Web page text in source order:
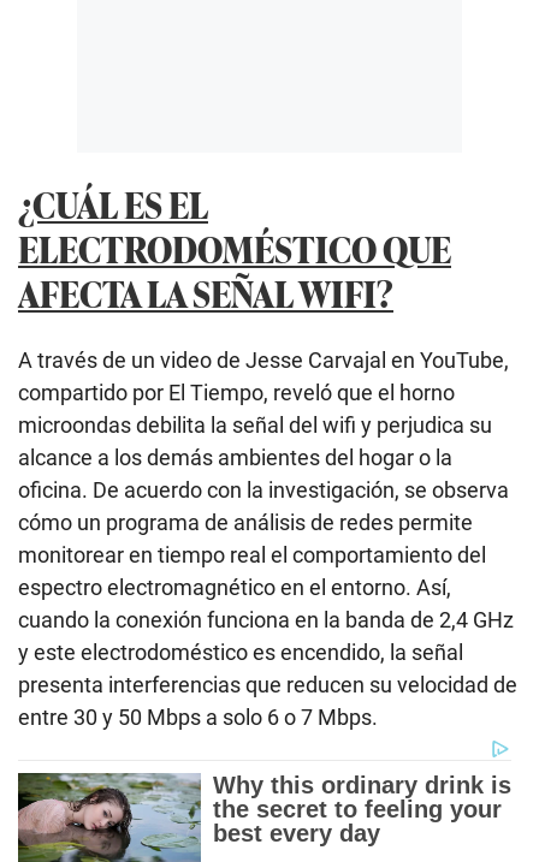
¿CUÁL ES EL
ELECTRODOMÉSTICO QUE
AFECTA LA SEÑAL WIFI?
A través de un video de Jesse Carvajal en YouTube,
compartido por El Tiempo, reveló que el horno
microondas debilita la señal del wifi y perjudica su
alcance a los demás ambientes del hogar o la
oficina. De acuerdo con la investigación, se observa
cómo un programa de análisis de redes permite
monitorear en tiempo real el comportamiento del
espectro electromagnético en el entorno. Así,
cuando la conexión funciona en la banda de 2,4 GHz
y este electrodoméstico es encendido, la señal
presenta interferencias que reducen su velocidad de
entre 30 y 50 Mbps a solo 6 o 7 Mbps.